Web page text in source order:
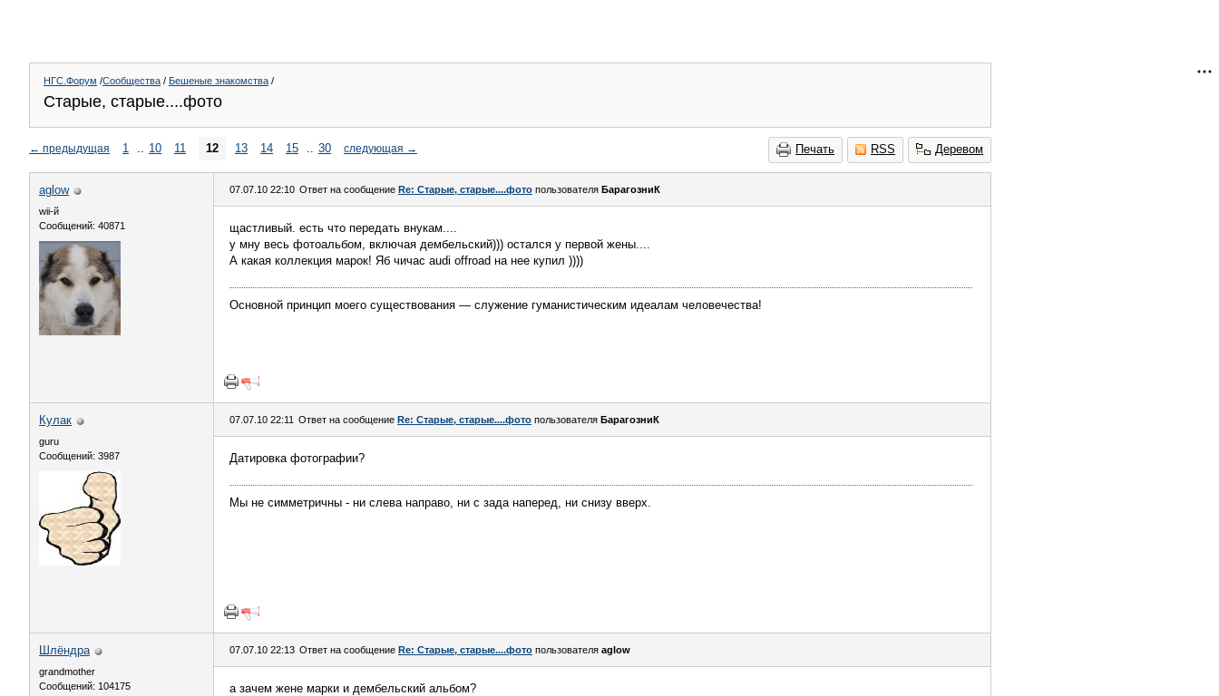
НГС.Форум /Сообщества / Бешеные знакомства /
Старые, старые....фото
Печать RSS Деревом
← предыдущая 1 .. 10 11 12 13 14 15 .. 30 следующая →
aglow
wii-й
Сообщений: 40871
07.07.10 22:10 Ответ на сообщение Re: Старые, старые....фото пользователя БарагозниК
щастливый. есть что передать внукам....
у мну весь фотоальбом, включая дембельский))) остался у первой жены....
А какая коллекция марок! Яб чичас audi offroad на нее купил ))))
Основной принцип моего существования — служение гуманистическим идеалам человечества!
Кулак
guru
Сообщений: 3987
07.07.10 22:11 Ответ на сообщение Re: Старые, старые....фото пользователя БарагозниК
Датировка фотографии?
Мы не симметричны - ни слева направо, ни с зада наперед, ни снизу вверх.
Шлёндра
grandmother
Сообщений: 104175
07.07.10 22:13 Ответ на сообщение Re: Старые, старые....фото пользователя aglow
а зачем жене марки и дембельский альбом?